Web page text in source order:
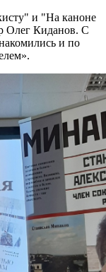
и "На каноне
Олег Киданов. С
и по